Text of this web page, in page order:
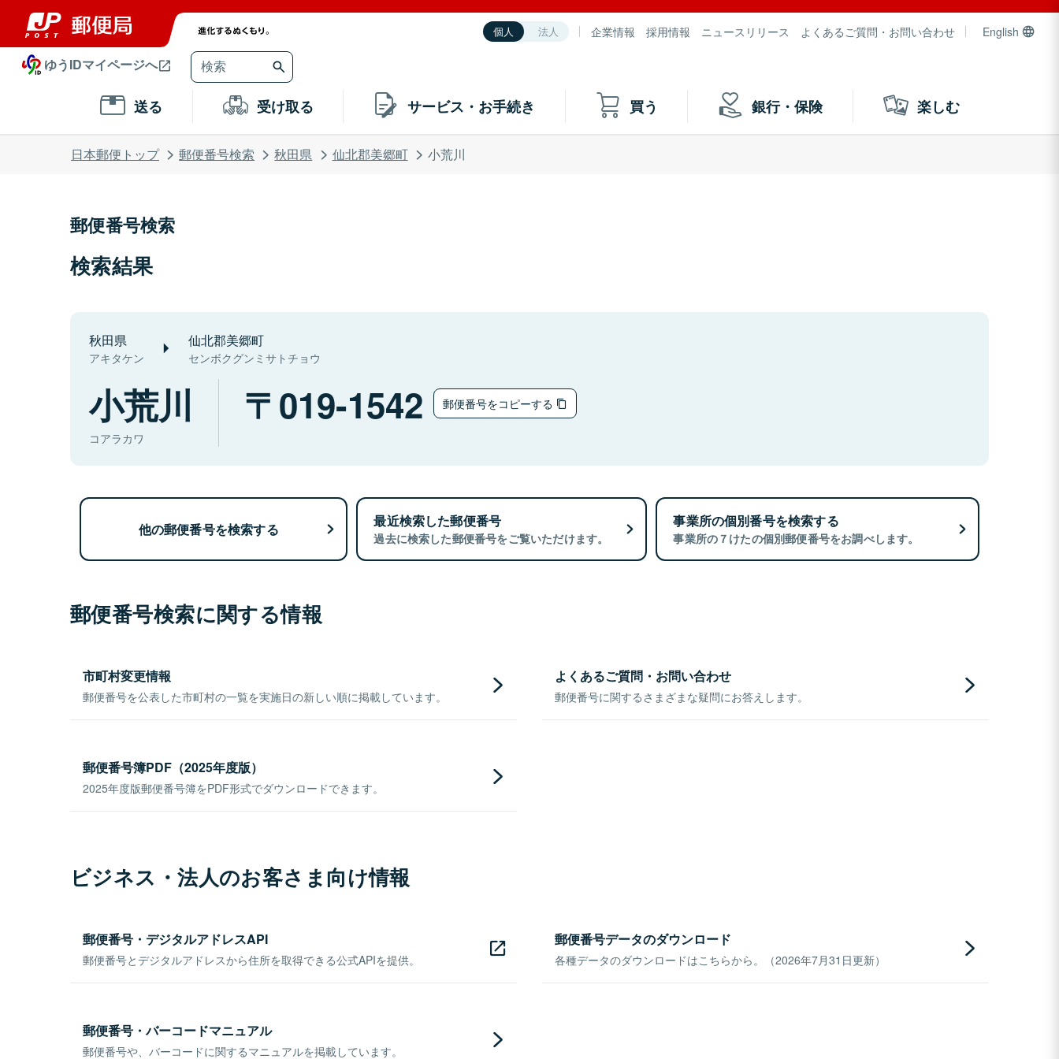
個人 法人 企業情報 採用情報 ニュースリリース よくあるご質問・お問い合わせ English
ゆうIDマイページへ
送る 受け取る サービス・お手続き 買う 銀行・保険 楽しむ
日本郵便トップ 郵便番号検索 秋田県 仙北郡美郷町 小荒川
郵便番号検索
検索結果
秋田県
アキタケン
仙北郡美郷町
センボクグンミサトチョウ
小荒川
コアラカワ
019-1542 郵便番号をコピーする
他の郵便番号を検索する 最近検索した郵便番号
過去に検索した郵便番号をご覧いただけます。
事業所の個別番号を検索する
事業所の７けたの個別郵便番号をお調べします。
郵便番号検索に関する情報
市町村変更情報
郵便番号を公表した市町村の一覧を実施日の新しい順に掲載しています。
よくあるご質問・お問い合わせ
郵便番号に関するさまざまな疑問にお答えします。
郵便番号簿PDF（2025年度版）
2025年度版郵便番号簿をPDF形式でダウンロードできます。
ビジネス・法人のお客さま向け情報
郵便番号・デジタルアドレスAPI
郵便番号とデジタルアドレスから住所を取得できる公式APIを提供。
郵便番号データのダウンロード
各種データのダウンロードはこちらから。（2026年7月31日更新）
郵便番号・バーコードマニュアル
郵便番号や、バーコードに関するマニュアルを掲載しています。